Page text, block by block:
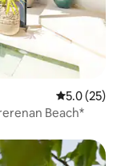
Calificación
5.0 (25)
Beach*